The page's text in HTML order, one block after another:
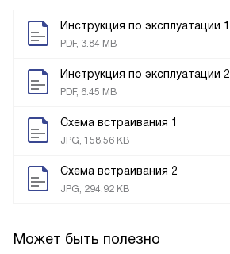
Инструкция по эксплуатации 1
PDF, 3.84 MB
Инструкция по эксплуатации 2
PDF, 6.45 MB
Схема встраивания 1
JPG, 158.56 KB
Схема встраивания 2
JPG, 294.92 KB
Может быть полезно